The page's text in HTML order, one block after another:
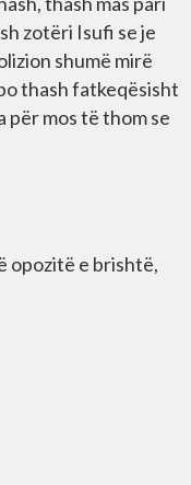
zotëri Isufi se je
shumë mirë
thash fatkeqësisht
për mos të thom se
opozitë e brishtë,